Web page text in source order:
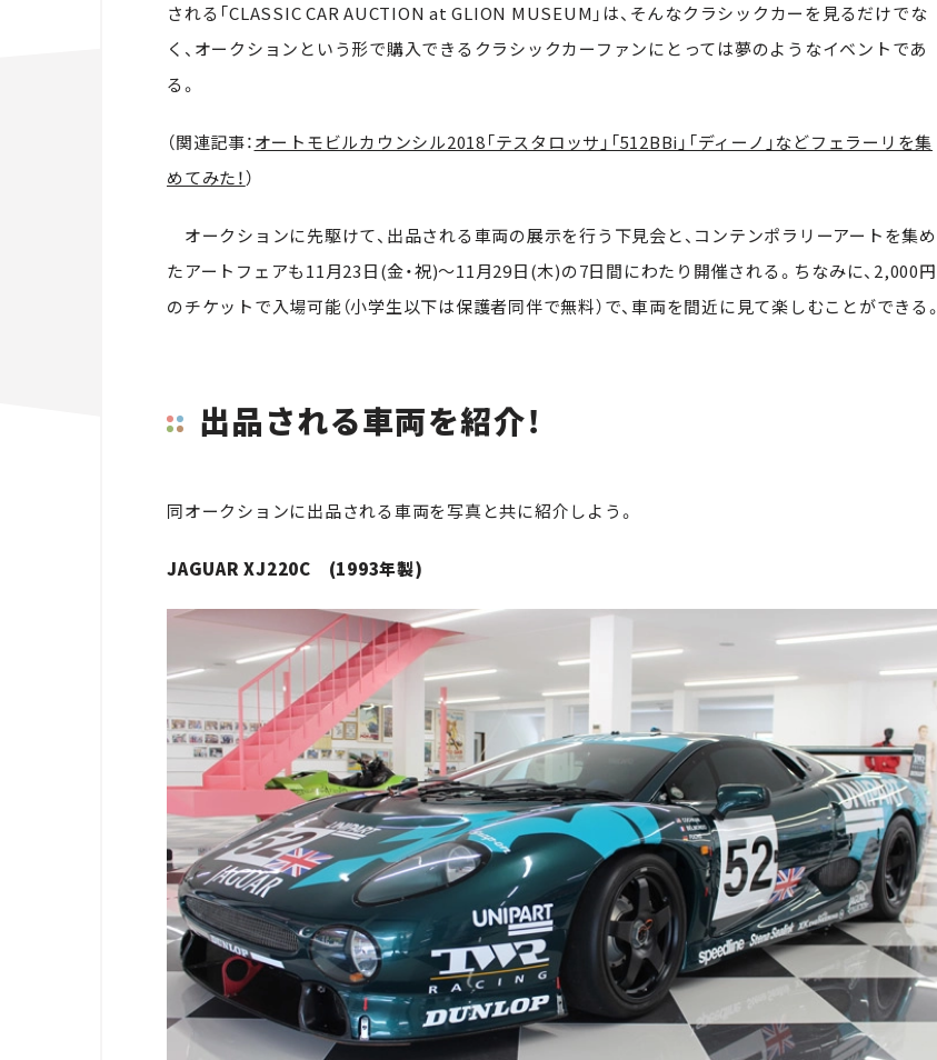
される「CLASSIC CAR AUCTION at GLION MUSEUM」は、そんなクラシックカーを見るだけでな
く、オークションという形で購入できるクラシックカーファンにとっては夢のようなイベントであ
る。
（関連記事：オートモビルカウンシル2018「テスタロッサ」「512BBi」「ディーノ」などフェラーリを集
めてみた！）
オークションに先駆けて、出品される車両の展示を行う下見会と、コンテンポラリーアートを集め
たアートフェアも11月23日(金・祝)～11月29日(木)の7日間にわたり開催される。ちなみに、2,000円
のチケットで入場可能（小学生以下は保護者同伴で無料）で、車両を間近に見て楽しむことができる。
出品される車両を紹介！
同オークションに出品される車両を写真と共に紹介しよう。
JAGUAR XJ220C (1993年製)